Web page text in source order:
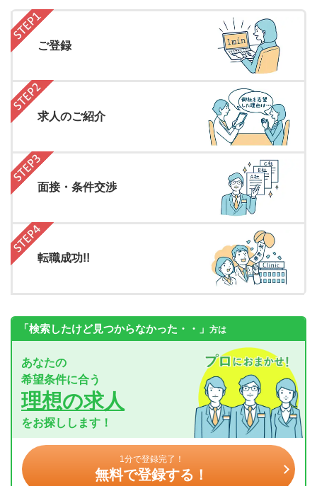
ご登録
求人のご紹介
面接・条件交渉
転職成功!!
「検索したけど見つからなかった・・」 方は
あなたの
希望条件に合う
理想の求人
をお探しします！
1分で登録完了！
無料で登録する！